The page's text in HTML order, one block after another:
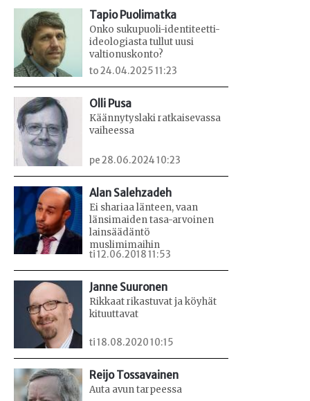
Tapio Puolimatka
Onko sukupuoli-identiteetti-
ideologiasta tullut uusi
valtionuskonto?
to 24.04.2025 11:23
Olli Pusa
Käännytyslaki ratkaisevassa
vaiheessa
pe 28.06.2024 10:23
Alan Salehzadeh
Ei shariaa länteen, vaan
länsimaiden tasa-arvoinen
lainsäädäntö
muslimimaihin
ti 12.06.2018 11:53
Janne Suuronen
Rikkaat rikastuvat ja köyhät
kituuttavat
ti 18.08.2020 10:15
Reijo Tossavainen
Auta avun tarpeessa